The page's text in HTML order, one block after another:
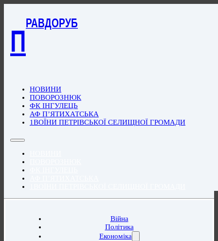
П
РАВДОРУБ
НОВИНИ
ПОВОРОЗНЮК
ФК ІНГУЛЕЦЬ
АФ П’ЯТИХАТСЬКА
1ВОЇНИ ПЕТРІВСЬКОЇ СЕЛИЩНОЇ ГРОМАДИ
Війна
Політика
Економіка